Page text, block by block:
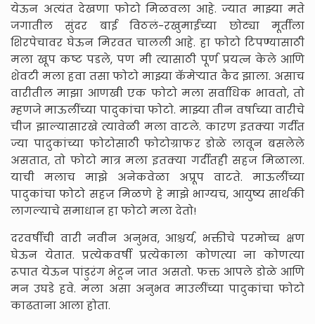
येऊन अत्यंत देखणा फोटो मिळवला आहे. ज्यात माझ्या मते
जगातील सुंदर बाई विठलं-रखुमाईच्या छोट्या मूर्तीला
शिरपेचावर घेऊन मिरवत चालली आहे. हा फोटो टिपण्यासाठी
मला खूप कष्ट पडले, पण मी त्यासाठी पूर्ण प्रयत्न केले आणि
शेवटी मला हवा तसा फोटो माझ्या कॅमेऱ्यात कैद झाला. असाच
वारीतील माझा आणखी एक फोटो मला सर्वाधिक भावतो, तो
म्हणजे माऊलींच्या पादुकांचा फोटो. माझ्या तीन वर्षाच्या वारीचे
चीज झाल्यासारखे त्यावेळी मला वाटले. कारण इतक्या गर्दीत
ज्या पादुकांच्या फोटोसाठी फोटोग्राफर डोळे लावून बसलेले
असतात, तो फोटो मात्र मला इतक्या गर्दीतही सहज मिळाला.
याची मलाच माझे अनेकवेळा अप्रूप वाटते. माऊलींच्या
पादुकांचा फोटो सहज मिळणे हे माझे भाग्यच, आयुष्य सार्थकी
लागल्याचे समाधान हा फोटो मला देतो!
दरवर्षीची वारी नवीन अनुभव, आश्चर्य, भक्तीचे परमोच्च क्षण
घेऊन येतात. प्रत्येकवर्षी प्रत्येकाला कोणत्या ना कोणत्या
रूपात येऊन पांडुरंग भेटून जात असतो. फक्त आपले डोळे आणि
मन उघडे हवे. मला असा अनुभव माउलींच्या पादुकांचा फोटो
काढताना आला होता.